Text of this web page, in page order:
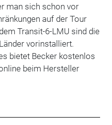
man sich schon vor
auf der Tour
Transit-6-LMU sind die
vorinstalliert.
bietet Becker kostenlos
beim Hersteller